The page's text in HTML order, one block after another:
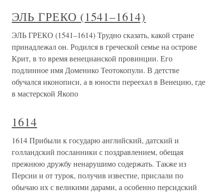
ЭЛЬ ГРЕКО (1541–1614)
ЭЛЬ ГРЕКО (1541–1614) Трудно сказать, какой стране
принадлежал он. Родился в греческой семье на острове
Крит, в то время венецианской провинции. Его
подлинное имя Доменико Теотокопули. В детстве
обучался иконописи, а в юности переехал в Венецию, где
в мастерской Якопо
1614
1614 Прибыли к государю английский, датский и
голландский посланники с поздравлением, обещая
прежнюю дружбу ненарушимо содержать. Также из
Персии и от турок, получив известие, прислали по
обычаю их с великими дарами, а особенно персидский